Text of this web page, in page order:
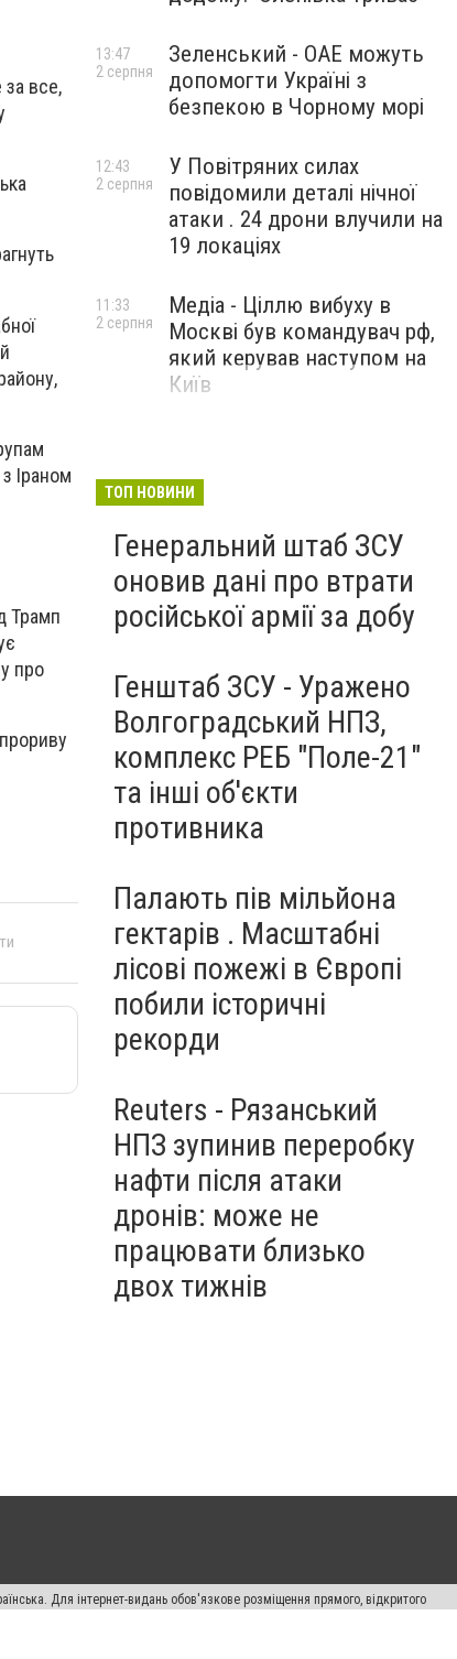
все,
Іраном
Трамп
про
Зеленський - ОАЕ можуть
допомогти Україні з
безпекою в Чорному морі
13:47
2 серпня
У Повітряних силах
повідомили деталі нічної
атаки . 24 дрони влучили на
19 локаціях
12:43
2 серпня
Медіа - Ціллю вибуху в
Москві був командувач рф,
який керував наступом на
Київ
11:33
2 серпня
ТОП НОВИНИ
Генеральний штаб ЗСУ
оновив дані про втрати
російської армії за добу
Генштаб ЗСУ - Уражено
Волгоградський НПЗ,
комплекс РЕБ "Поле-21"
та інші об'єкти
противника
Палають пів мільйона
гектарів . Масштабні
лісові пожежі в Європі
побили історичні
рекорди
Reuters - Рязанський
НПЗ зупинив переробку
нафти після атаки
дронів: може не
працювати близько
двох тижнів
Для інтернет-видань обов'язкове розміщення прямого, відкритого